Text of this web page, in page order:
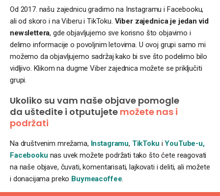
Od 2017. našu zajednicu gradimo na Instagramu i Facebooku,
ali od skoro i na Viberu i TikToku. Viber zajednica je jedan vid
newslettera, gde objavljujemo sve korisno što objavimo i
delimo informacije o povoljnim letovima. U ovoj grupi samo mi
možemo da objavljujemo sadržaj kako bi sve što podelimo bilo
vidljivo. Klikom na dugme Viber zajednica možete se priključiti
grupi.
Ukoliko su vam naše objave pomogle
da uštedite i otputujete možete nas i
podržati
Na društvenim mrežama, Instagramu, TikToku iYouTube-u,
Facebooku nas uvek možete podržati tako što ćete reagovati
na naše objave, čuvati, komentarisati, lajkovati i deliti, ali možete
i donacijama preko Buymeacoffee.